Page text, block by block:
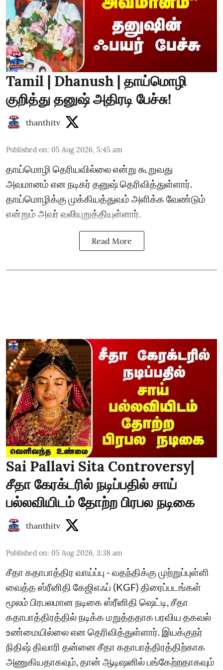
Tamil | Dhanush | தாய்மொழி
குறித்து தனுஷ் அதிரடி பேச்சு!
thanthitv
Published on: 05 Aug 2026, 5:45 am
தாய்மொழி தெரியவில்லை என்று கூறுவது
அவமானம் என நடிகர் தனுஷ் தெரிவித்துள்ளார்.
தாய்மொழிக்கு முக்கியத்துவம் அளிக்க வேண்டும்
என்றும் அவர் வலியுறுத்தியுள்ளார்.
Read More
Sai Pallavi Sita Controversy|
சீதா கேரக்டரில் நடிப்பதில் சாய்
பல்லவியிடம் தோற்ற பிரபல நடிகை
thanthitv
Published on: 05 Aug 2026, 3:38 am
சீதா கதாபாத்திர வாய்ப்பு - வதந்திக்கு முற்றுப்புள்ளி
வைத்த ஸ்ரீனிதி கேஜிஎஃப் (KGF) திரைப்படங்கள்
மூலம் பிரபலமான நடிகை ஸ்ரீனிதி ஷெட்டி, சீதா
கதாபாத்திரத்தில் நடிக்க மறுத்ததாக பரவிய தகவல்
உண்மையில்லை என தெரிவித்துள்ளார். இயக்குநர்
நிதிஷ் திவாரி தன்னை சீதா கதாபாத்திரத்திற்காக
அணுகியதாகவும், தான் ஆடிஷனில் பங்கேற்றதாகவும்